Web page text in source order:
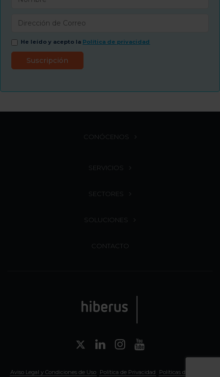
He leído y acepto la Política de privacidad
CONÓCENOS
SERVICIOS
SECTORES
SOLUCIONES
CONTACTO
Aviso Legal y Condiciones de Uso Política de Privacidad Políticas de Sistema